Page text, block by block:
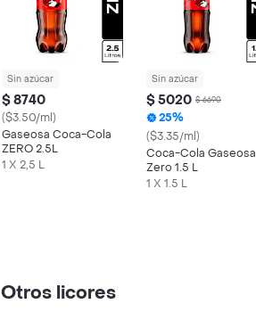
Sin azúcar
$ 8740
($3.50/ml)
Gaseosa Coca-Cola
ZERO 2.5L
1 X 2,5 L
Sin azúcar
$ 5020 $ 6690
25%
($3.35/ml)
Coca-Cola Gaseosa
Zero 1.5 L
1 X 1.5 L
Otros licores